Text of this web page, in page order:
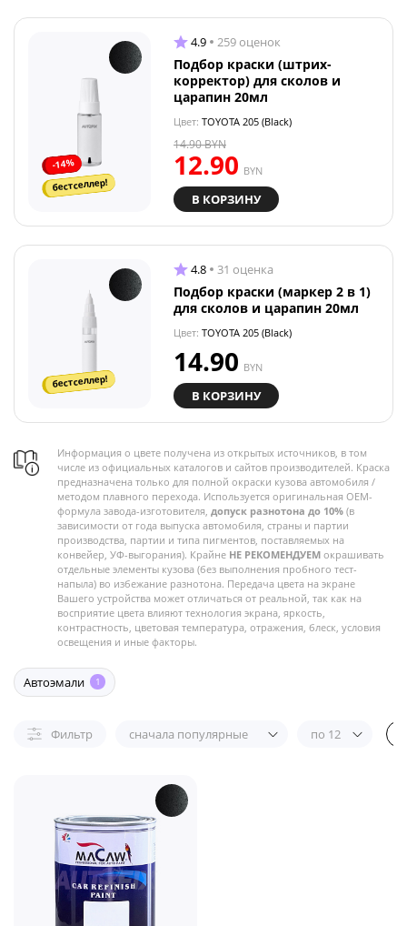
-14%
бестселлер!
4.9 259 оценок
Подбор краски (штрих-
корректор) для сколов и
царапин 20мл
Цвет: TOYOTA 205 (Black)
12.90 BYN
14.90BYN
В КОРЗИНУ
бестселлер!
4.8 31 оценка
Подбор краски (маркер 2 в 1)
для сколов и царапин 20мл
Цвет: TOYOTA 205 (Black)
14.90 BYN
В КОРЗИНУ
Информация о цвете получена из открытых источников, в том
числе из официальных каталогов и сайтов производителей. Краска
предназначена только для полной окраски кузова автомобиля /
методом плавного перехода. Используется оригинальная OEM-
формула завода-изготовителя, допуск разнотона до 10% (в
зависимости от года выпуска автомобиля, страны и партии
производства, партии и типа пигментов, поставляемых на
конвейер, УФ-выгорания). Крайне НЕ РЕКОМЕНДУЕМ окрашивать
отдельные элементы кузова (без выполнения пробного тест-
напыла) во избежание разнотона. Передача цвета на экране
Вашего устройства может отличаться от реальной, так как на
восприятие цвета влияют технология экрана, яркость,
контрастность, цветовая температура, отражения, блеск, условия
освещения и иные факторы.
Автоэмали 1
Фильтр сначала популярные по 12